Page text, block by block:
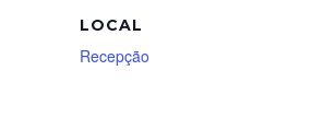
LOCAL
Recepção